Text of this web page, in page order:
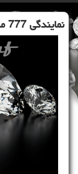
نمایندگی 777 مدیران خودرو